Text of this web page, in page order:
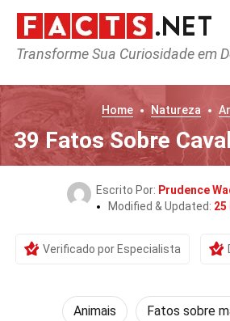
Transforme Sua Curiosidade em
Home Natureza
39 Fatos Sobre
Escrito Por: Prudence
Modified & Updated: 25
Verificado por Especialista
Animais Fatos sobre